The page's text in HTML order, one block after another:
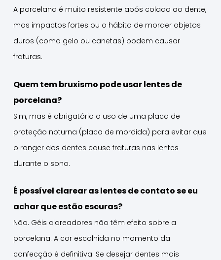
A porcelana é muito resistente após colada ao dente,
mas impactos fortes ou o hábito de morder objetos
duros (como gelo ou canetas) podem causar
fraturas.
Quem tem bruxismo pode usar lentes de
porcelana?
Sim, mas é obrigatório o uso de uma placa de
proteção noturna (placa de mordida) para evitar que
o ranger dos dentes cause fraturas nas lentes
durante o sono.
É possível clarear as lentes de contato se eu
achar que estão escuras?
Não. Géis clareadores não têm efeito sobre a
porcelana. A cor escolhida no momento da
confecção é definitiva. Se desejar dentes mais